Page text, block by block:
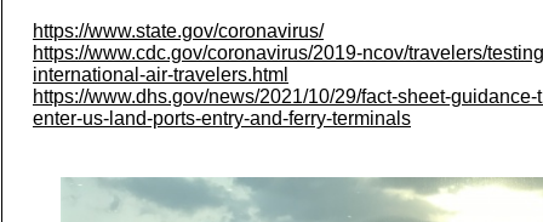
https://www.state.gov/coronavirus/
https://www.cdc.gov/coronavirus/2019-ncov/travelers/
international-air-travelers.html
https://www.dhs.gov/news/2021/10/29/fact-sheet-guidance-
enter-us-land-ports-entry-and-ferry-terminals